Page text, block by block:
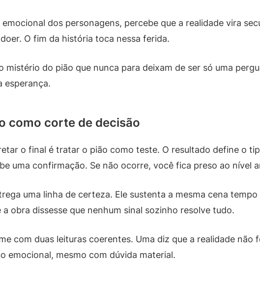
dos personagens, percebe que a realidade vira
O fim da história toca nessa ferida.
mistério do pião que nunca para deixam de ser só uma
esperança.
como corte de decisão
o final é tratar o pião como teste. O resultado define o
uma confirmação. Se não ocorre, você fica preso ao nível
uma linha de certeza. Ele sustenta a mesma cena
obra dissesse que nenhum sinal sozinho resolve tudo.
com duas leituras coerentes. Uma diz que a realidade não
emocional, mesmo com dúvida material.